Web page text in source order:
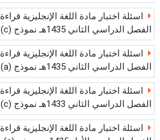
اسئلة اختبار مادة اللغة الإنجليزية قراءة
الفصل الدراسي الثاني 1435هـ نموذج (c)
اسئلة اختبار مادة اللغة الإنجليزية قراءة
الفصل الدراسي الثاني 1435هـ نموذج (a)
اسئلة اختبار مادة اللغة الإنجليزية قراءة
الفصل الدراسي الثاني 1433هـ نموذج (c)
اسئلة اختبار مادة اللغة الإنجليزية قراءة